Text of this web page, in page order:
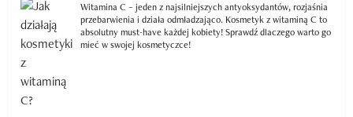
Witamina C – jeden z najsilniejszych antyoksydantów, rozjaśnia
przebarwienia i działa odmładzająco. Kosmetyk z witaminą C to
absolutny must-have każdej kobiety! Sprawdź dlaczego warto go
mieć w swojej kosmetyczce!